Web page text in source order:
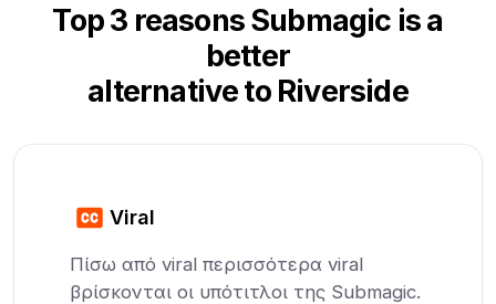
Top 3 reasons Submagic is a
better
alternative to Riverside
Viral
Πίσω από viral περισσότερα viral
βρίσκονται οι υπότιτλοι της Submagic.